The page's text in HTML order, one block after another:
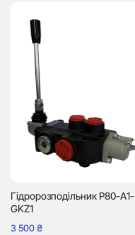
Гідророзподільник P80-A1-
GKZ1
3 500₴